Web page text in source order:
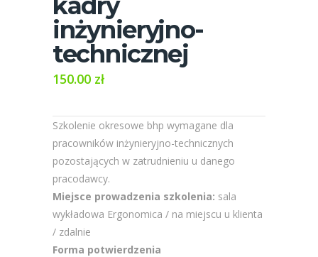
inżynieryjno-
technicznej
150.00 zł
Szkolenie okresowe bhp wymagane dla
pracowników inżynieryjno-technicznych
pozostających w zatrudnieniu u danego
pracodawcy.
Miejsce prowadzenia szkolenia: sala
wykładowa Ergonomica / na miejscu u klienta
/ zdalnie
Forma potwierdzenia